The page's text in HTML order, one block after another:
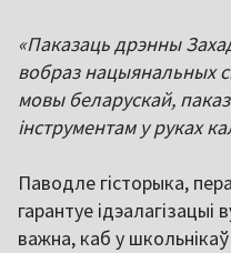
«Паказаць дрэнны
вобраз нацыянальных
мовы беларускай,
інструментам у руках
Паводле гісторыка,
гарантуе
важна, каб у